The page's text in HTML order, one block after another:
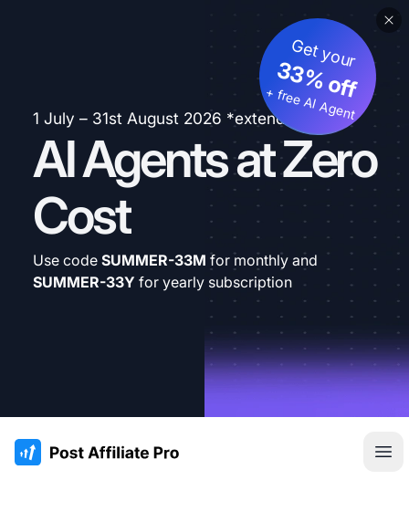
1 July – 31st August 2026 *extended
AI Agents at Zero
Cost
Get your
33% off
+ free AI Agent
Use code SUMMER-33M for monthly and
SUMMER-33Y for yearly subscription
:site.title